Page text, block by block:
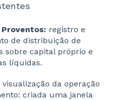
registro e
de distribuição de
sobre capital próprio e
líquidas.
da operação
criada uma janela